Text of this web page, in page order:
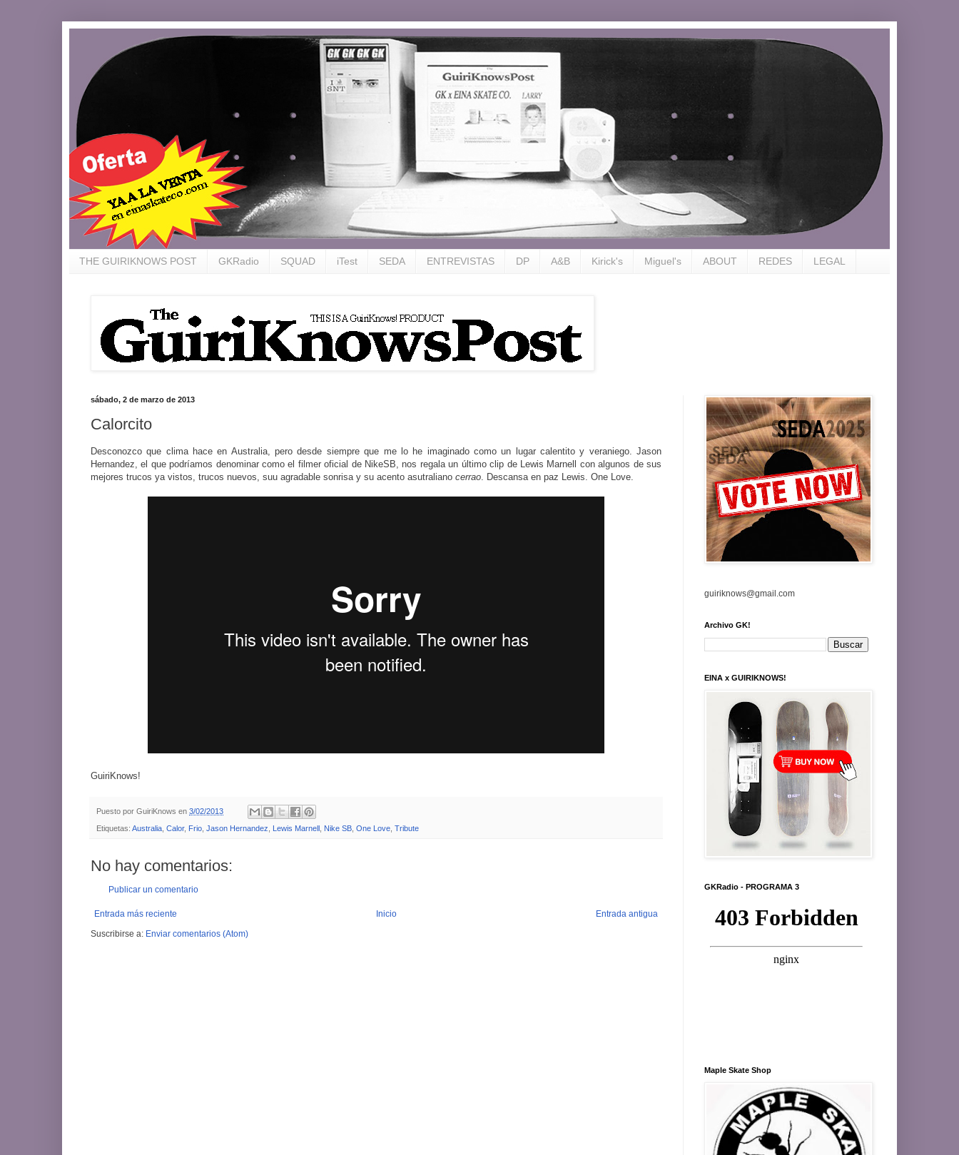
THE GUIRIKNOWS POST GKRadio SQUAD iTest SEDA ENTREVISTAS DP A&B Kirick's Miguel's ABOUT REDES LEGAL
sábado, 2 de marzo de 2013
Calorcito
Desconozco que clima hace en Australia, pero desde siempre que me lo he imaginado como un lugar calentito y veraniego. Jason
Hernandez, el que podríamos denominar como el filmer oficial de NikeSB, nos regala un último clip de Lewis Marnell con algunos de sus
mejores trucos ya vistos, trucos nuevos, suu agradable sonrisa y su acento asutraliano cerrao. Descansa en paz Lewis. One Love.
GuiriKnows!
Puesto por GuiriKnows en 3/02/2013
Etiquetas: Australia Calor, Frio Jason Hernandez Lewis Marnell Nike SB One Love Tribute
No hay comentarios:
Publicar un comentario
Entrada más reciente Entrada antigua
Inicio
Suscribirse a: Enviar comentarios (Atom)
guiriknows@gmail.com
Archivo GK!
EINA x GUIRIKNOWS!
GKRadio - PROGRAMA 3
Maple Skate Shop